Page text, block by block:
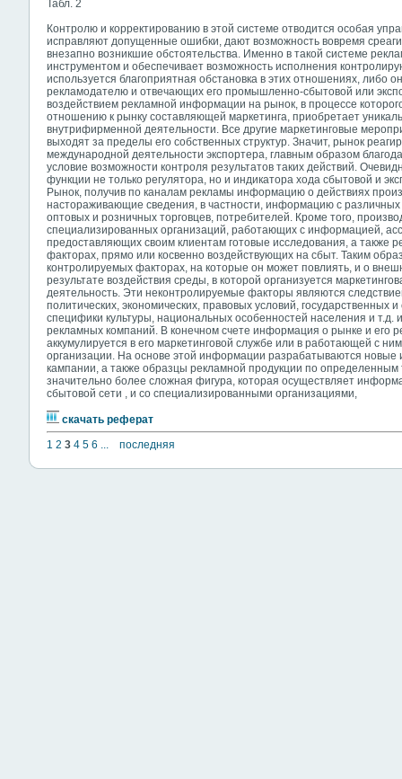
Табл. 2
Контролю и корректированию в этой системе отводится особая
исправляют допущенные ошибки, дают возможность вовремя
внезапно возникшие обстоятельства. Именно в такой системе
инструментом и обеспечивает возможность исполнения
используется благоприятная обстановка в этих отношениях, либо
рекламодателю и отвечающих его промышленно-сбытовой или
воздействием рекламной информации на рынок, в процессе
отношению к рынку составляющей маркетинга, приобретает
внутрифирменной деятельности. Все другие маркетинговые
выходят за пределы его собственных структур. Значит, рынок
международной деятельности экспортера, главным образом
условие возможности контроля результатов таких действий.
функции не только регулятора, но и индикатора хода сбытовой и
Рынок, получив по каналам рекламы информацию о действиях
настораживающие сведения, в частности, информацию с различных
оптовых и розничных торговцев, потребителей. Кроме того,
специализированных организаций, работающих с информацией,
предоставляющих своим клиентам готовые исследования, а также
факторах, прямо или косвенно воздействующих на сбыт. Таким
контролируемых факторах, на которые он может повлиять, и о
результате воздействия среды, в которой организуется
деятельность. Эти неконтролируемые факторы являются
политических, экономических, правовых условий, государственных
специфики культуры, национальных особенностей населения и т.д.
рекламных компаний. В конечном счете информация о рынке и его
аккумулируется в его маркетинговой службе или в работающей с
организации. На основе этой информации разрабатываются новые
кампании, а также образцы рекламной продукции по определенным
значительно более сложная фигура, которая осуществляет
сбытовой сети , и со специализированными организациями,
скачать реферат
1 2 3 4 5 6 ... последняя